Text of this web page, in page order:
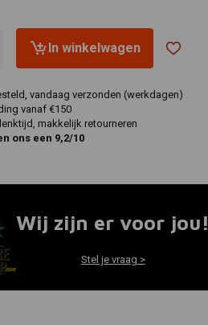
In winkelwagen
vandaag verzonden (werkdagen)
vanaf €150
makkelijk retourneren
ons een 9,2/10
Wij zijn er voor jou!
Stel je vraag >